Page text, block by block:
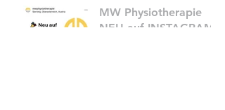
MW Physiotherapie
NEU auf INSTAGRAM